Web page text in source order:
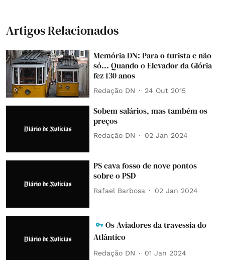
Artigos Relacionados
Memória DN: Para o turista e não
só... Quando o Elevador da Glória
fez 130 anos
Redação DN 24 Out 2015
Sobem salários, mas também os
preços
Redação DN 02 Jan 2024
PS cava fosso de nove pontos
sobre o PSD
Rafael Barbosa 02 Jan 2024
Os Aviadores da travessia do
Atlântico
Redação DN 01 Jan 2024